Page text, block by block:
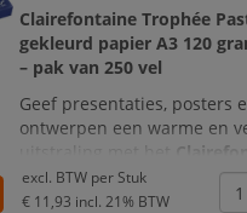
Clairefontaine Trophée
gekleurd papier A3 120
– pak van 250 vel
Geef presentaties, posters
ontwerpen een warme en
Trophée Pastel gekleurd
gram in abrikoos. De zachte
excl. BTW per Stuk
€ 11,93 incl. 21% BTW